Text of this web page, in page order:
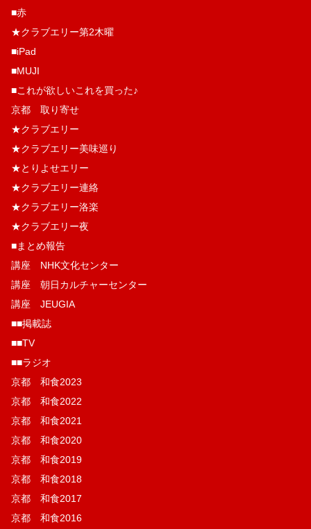
■赤
★クラブエリー第2木曜
■iPad
■MUJI
■これが欲しいこれを買った♪
京都 取り寄せ
★クラブエリー
★クラブエリー美味巡り
★とりよせエリー
★クラブエリー連絡
★クラブエリー洛楽
★クラブエリー夜
■まとめ報告
講座 NHK文化センター
講座 朝日カルチャーセンター
講座 JEUGIA
■■掲載誌
■■TV
■■ラジオ
京都 和食2023
京都 和食2022
京都 和食2021
京都 和食2020
京都 和食2019
京都 和食2018
京都 和食2017
京都 和食2016